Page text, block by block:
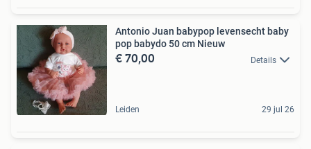
Antonio Juan babypop levensecht baby
pop babydo 50 cm Nieuw
€ 70,00 Details
Leiden 29 jul 26